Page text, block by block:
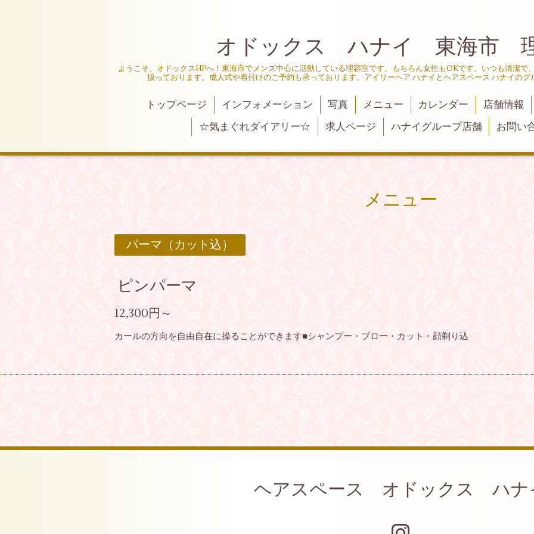
オドックス ハナイ 東海市
ようこそ、オドックスHPへ！東海市でメンズ中心に活動している理容室です。もちろん女性もOKです。いつも清潔で
扱っております。成人式や着付けのご予約も承っております。アイリーヘア ハナイとヘアスペース ハナイの
トップページ インフォメーション 写真 メニュー カレンダー
店舗情報
☆気まぐれダイアリー☆
求人ページ ハナイグループ店舗 お問い
メニュー
パーマ（カット込）
ピンパーマ
12,300円～
カールの方向を自由自在に操ることができます■シャンプー・ブロー・カット・顔剃り込
ヘアスペース オドックス ハナ